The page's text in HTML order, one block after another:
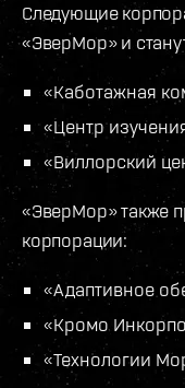
Следующие
«ЭверМор» и
«Каботажная
«Центр
«Виллорский
«ЭверМор» также
корпорации:
«Адаптивное
«Кромо
«Технологии